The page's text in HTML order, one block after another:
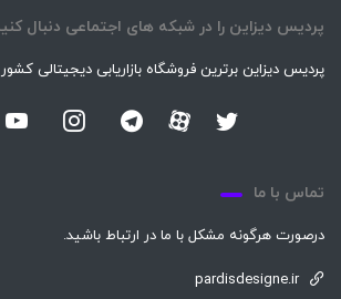
پردیس دیزاین را در شبکه های اجتماعی دنبال
پردیس دیزاین برترین فروشگاه بازاریابی دیجیتالی کشور
تماس با ما
درصورت هرگونه مشکل با ما در ارتباط باشید.
pardisdesigne.ir